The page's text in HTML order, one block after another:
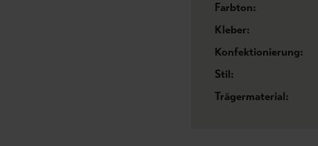
Farbton:
Kleber:
Konfektionierung:
Stil:
Trägermaterial: